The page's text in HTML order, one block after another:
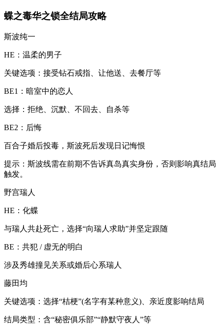
蝶之毒华之锁全结局攻略
斯波纯一‌
‌HE：温柔的男子‌
关键选项：接受钻石戒指、让他送、去餐厅等‌
‌BE1：暗室中的恋人‌
选择：拒绝、沉默、不回去、自杀等‌
‌BE2：后悔‌
百合子婚后投毒，斯波死后发现日记悔恨‌
提示：斯波线需在前期‌不告诉真岛‌真实身份，否则影响真结局
触发‌。
‌野宫瑞人‌
‌HE：化蝶‌
与瑞人共赴死亡，选择“‌向瑞人求助‌”并坚定跟随‌
‌BE：共犯 / 虚无的明白‌
涉及秀雄撞见关系或婚后心系瑞人‌
‌藤田均‌
‌关键选项‌：选择“‌桔梗‌”(名字有某种意义)、亲近度影响结局‌
‌结局类型‌：含“秘密俱乐部”“静默守夜人”等‌